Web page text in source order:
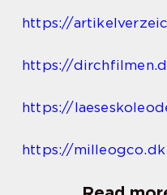
https://
https://
https://
https://milleogco.dk